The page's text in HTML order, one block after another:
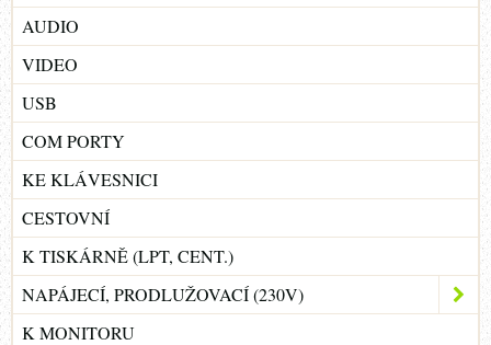
AUDIO
VIDEO
USB
COM PORTY
KE KLÁVESNICI
CESTOVNÍ
K TISKÁRNĚ (LPT, CENT.)
NAPÁJECÍ, PRODLUŽOVACÍ (230V)
K MONITORU